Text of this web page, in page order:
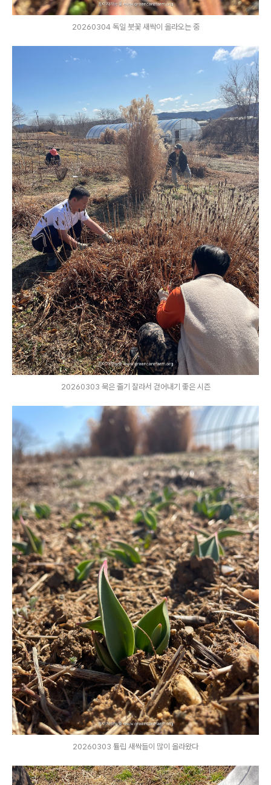
20260304 독일 붓꽃 새싹이 올라오는 중
20260303 묵은 줄기 잘라서 걷어내기 좋은 시즌
20260303 튤립 새싹들이 많이 올라왔다